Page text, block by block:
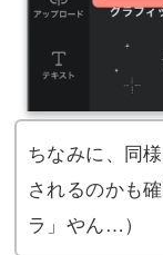
ちなみに、同
されるのかも
ラ」やん…）